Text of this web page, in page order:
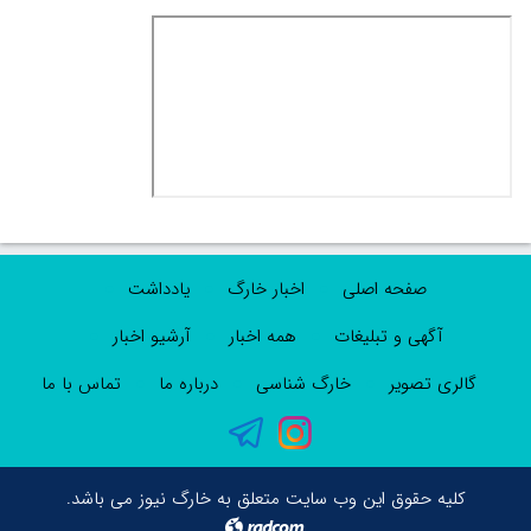
صفحه اصلی اخبار خارگ
یادداشت
آگهی و تبلیغات
همه اخبار
آرشیو اخبار
گالری تصویر
خارگ شناسی درباره ما تماس با ما
کلیه حقوق این وب سایت متعلق به خارگ نیوز می باشد.